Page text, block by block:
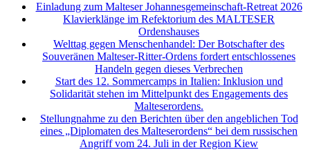
Einladung zum Malteser Johannesgemeinschaft-Retreat 2026
Klavierklänge im Refektorium des MALTESER
Ordenshauses
Welttag gegen Menschenhandel: Der Botschafter des
Souveränen Malteser-Ritter-Ordens fordert entschlossenes
Handeln gegen dieses Verbrechen
Start des 12. Sommercamps in Italien: Inklusion und
Solidarität stehen im Mittelpunkt des Engagements des
Malteserordens.
Stellungnahme zu den Berichten über den angeblichen Tod
eines „Diplomaten des Malteserordens“ bei dem russischen
Angriff vom 24. Juli in der Region Kiew